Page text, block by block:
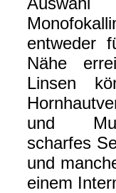
entweder
Nähe
Linsen
und
scharfes
und
einem